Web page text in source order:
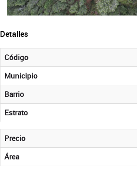
Detalles
Código
Municipio
Barrio
Estrato
Precio
Área